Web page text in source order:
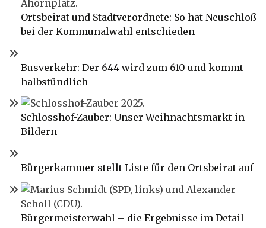
Ortsbeirat und Stadtverordnete: So hat Neuschloß
bei der Kommunalwahl entschieden
Busverkehr: Der 644 wird zum 610 und kommt
halbstündlich
Schlosshof-Zauber: Unser Weihnachtsmarkt in
Bildern
Bürgerkammer stellt Liste für den Ortsbeirat auf
Bürgermeisterwahl – die Ergebnisse im Detail